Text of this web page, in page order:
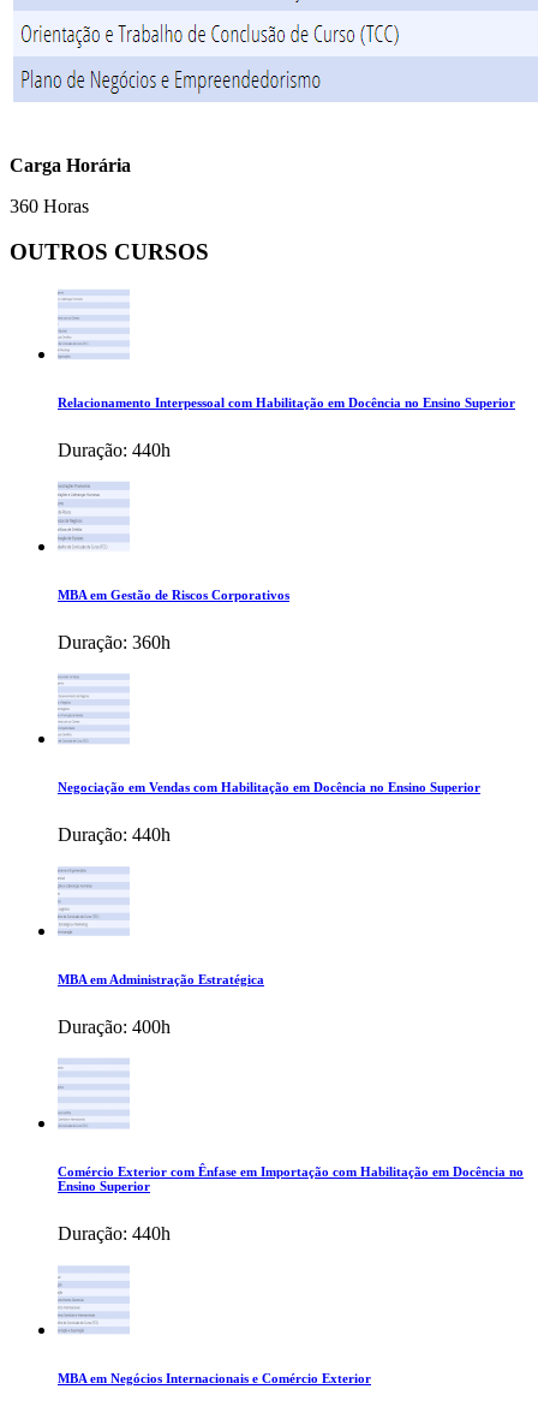
Carga Horária
360 Horas
OUTROS CURSOS
Relacionamento Interpessoal com Habilitação em Docência no Ensino Superior
Duração: 440h
MBA em Gestão de Riscos Corporativos
Duração: 360h
Negociação em Vendas com Habilitação em Docência no Ensino Superior
Duração: 440h
MBA em Administração Estratégica
Duração: 400h
Comércio Exterior com Ênfase em Importação com Habilitação em Docência no
Ensino Superior
Duração: 440h
MBA em Negócios Internacionais e Comércio Exterior